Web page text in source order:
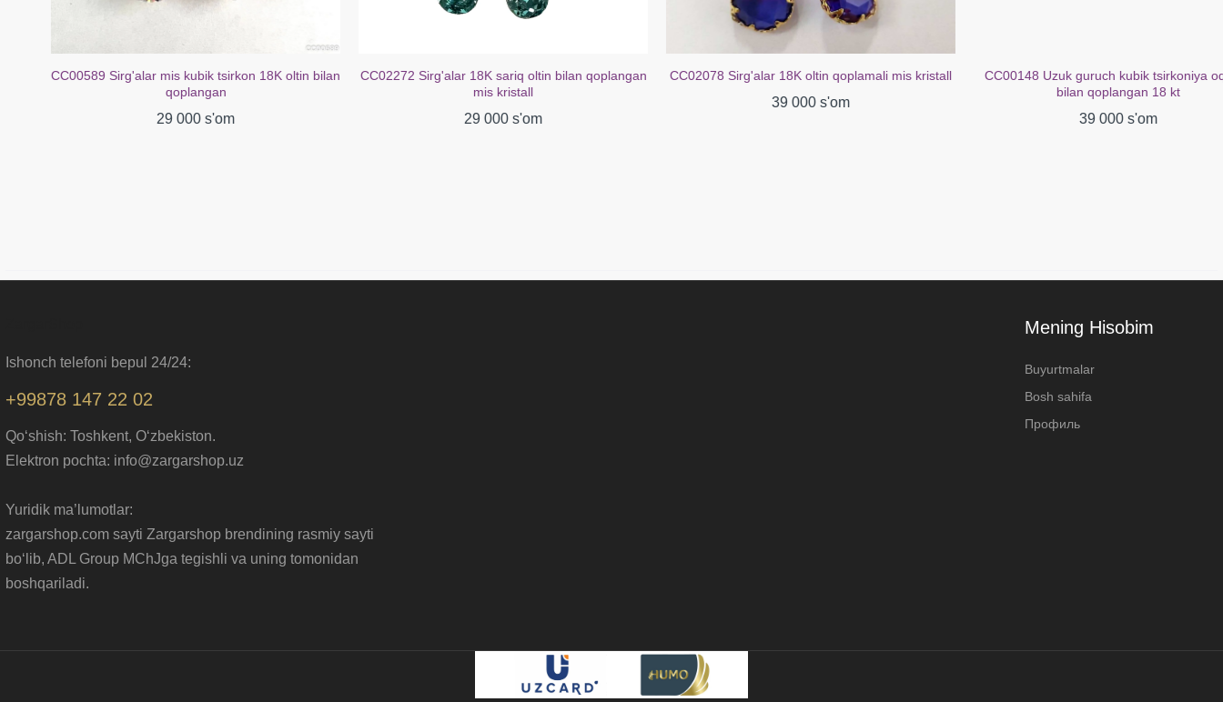
CC00589 Sirg'alar mis kubik tsirkon 18K oltin bilan
qoplangan
29 000 s'om
CC02272 Sirg'alar 18K sariq oltin bilan qoplangan
mis kristall
29 000 s'om
CC02078 Sirg'alar 18K oltin qoplamali mis kristall
39 000 s'om
CC00148 Uzuk guruch kubik tsirkoniya oq oltin
bilan qoplangan 18 kt
39 000 s'om
Ishonch telefoni bepul 24/24:
+99878 147 22 02
Qo‘shish: Toshkent, O‘zbekiston.
Elektron pochta: info@zargarshop.uz
Yuridik ma’lumotlar:
zargarshop.com sayti Zargarshop brendining rasmiy sayti
bo‘lib, ADL Group MChJga tegishli va uning tomonidan
boshqariladi.
Mening Hisobim
Buyurtmalar
Bosh sahifa
Профиль